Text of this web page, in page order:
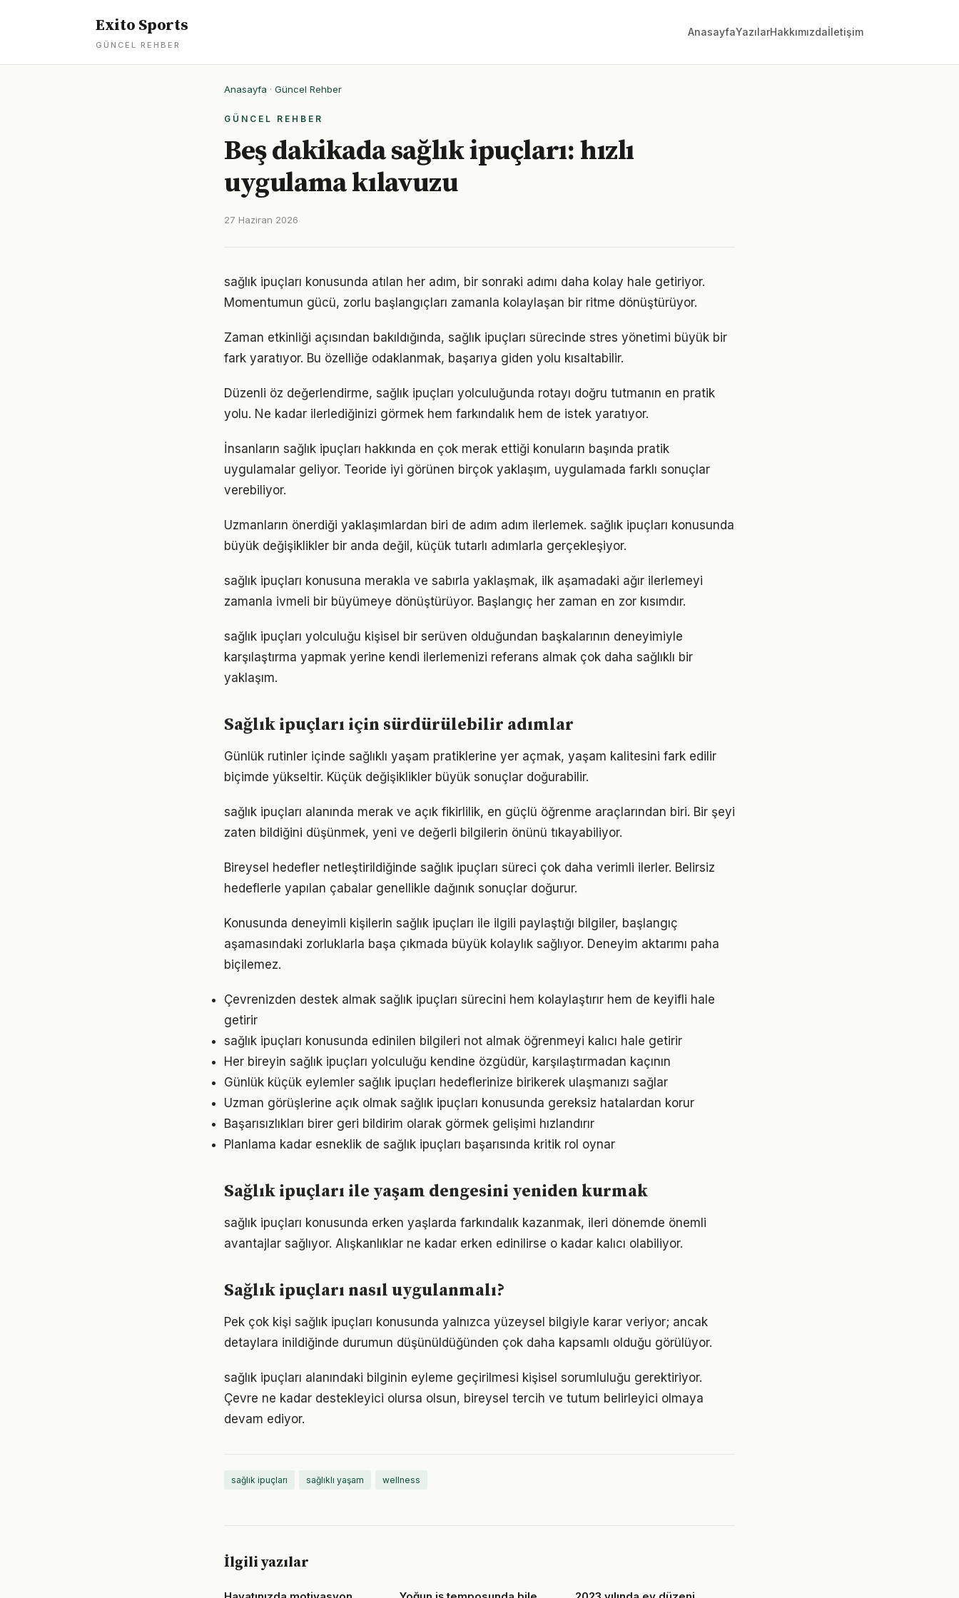
Exito Sports
GÜNCEL REHBER
AnasayfaYazılarHakkımızdaİletişim
Anasayfa · Güncel Rehber
GÜNCEL REHBER
Beş dakikada sağlık ipuçları: hızlı
uygulama kılavuzu
27 Haziran 2026
sağlık ipuçları konusunda atılan her adım, bir sonraki adımı daha kolay hale getiriyor.
Momentumun gücü, zorlu başlangıçları zamanla kolaylaşan bir ritme dönüştürüyor.
Zaman etkinliği açısından bakıldığında, sağlık ipuçları sürecinde stres yönetimi büyük bir
fark yaratıyor. Bu özelliğe odaklanmak, başarıya giden yolu kısaltabilir.
Düzenli öz değerlendirme, sağlık ipuçları yolculuğunda rotayı doğru tutmanın en pratik
yolu. Ne kadar ilerlediğinizi görmek hem farkındalık hem de istek yaratıyor.
İnsanların sağlık ipuçları hakkında en çok merak ettiği konuların başında pratik
uygulamalar geliyor. Teoride iyi görünen birçok yaklaşım, uygulamada farklı sonuçlar
verebiliyor.
Uzmanların önerdiği yaklaşımlardan biri de adım adım ilerlemek. sağlık ipuçları konusunda
büyük değişiklikler bir anda değil, küçük tutarlı adımlarla gerçekleşiyor.
sağlık ipuçları konusuna merakla ve sabırla yaklaşmak, ilk aşamadaki ağır ilerlemeyi
zamanla ivmeli bir büyümeye dönüştürüyor. Başlangıç her zaman en zor kısımdır.
sağlık ipuçları yolculuğu kişisel bir serüven olduğundan başkalarının deneyimiyle
karşılaştırma yapmak yerine kendi ilerlemenizi referans almak çok daha sağlıklı bir
yaklaşım.
Sağlık ipuçları için sürdürülebilir adımlar
Günlük rutinler içinde sağlıklı yaşam pratiklerine yer açmak, yaşam kalitesini fark edilir
biçimde yükseltir. Küçük değişiklikler büyük sonuçlar doğurabilir.
sağlık ipuçları alanında merak ve açık fikirlilik, en güçlü öğrenme araçlarından biri. Bir şeyi
zaten bildiğini düşünmek, yeni ve değerli bilgilerin önünü tıkayabiliyor.
Bireysel hedefler netleştirildiğinde sağlık ipuçları süreci çok daha verimli ilerler. Belirsiz
hedeflerle yapılan çabalar genellikle dağınık sonuçlar doğurur.
Konusunda deneyimli kişilerin sağlık ipuçları ile ilgili paylaştığı bilgiler, başlangıç
aşamasındaki zorluklarla başa çıkmada büyük kolaylık sağlıyor. Deneyim aktarımı paha
biçilemez.
Çevrenizden destek almak sağlık ipuçları sürecini hem kolaylaştırır hem de keyifli hale
getirir
sağlık ipuçları konusunda edinilen bilgileri not almak öğrenmeyi kalıcı hale getirir
Her bireyin sağlık ipuçları yolculuğu kendine özgüdür, karşılaştırmadan kaçının
Günlük küçük eylemler sağlık ipuçları hedeflerinize birikerek ulaşmanızı sağlar
Uzman görüşlerine açık olmak sağlık ipuçları konusunda gereksiz hatalardan korur
Başarısızlıkları birer geri bildirim olarak görmek gelişimi hızlandırır
Planlama kadar esneklik de sağlık ipuçları başarısında kritik rol oynar
Sağlık ipuçları ile yaşam dengesini yeniden kurmak
sağlık ipuçları konusunda erken yaşlarda farkındalık kazanmak, ileri dönemde önemli
avantajlar sağlıyor. Alışkanlıklar ne kadar erken edinilirse o kadar kalıcı olabiliyor.
Sağlık ipuçları nasıl uygulanmalı?
Pek çok kişi sağlık ipuçları konusunda yalnızca yüzeysel bilgiyle karar veriyor; ancak
detaylara inildiğinde durumun düşünüldüğünden çok daha kapsamlı olduğu görülüyor.
sağlık ipuçları alanındaki bilginin eyleme geçirilmesi kişisel sorumluluğu gerektiriyor.
Çevre ne kadar destekleyici olursa olsun, bireysel tercih ve tutum belirleyici olmaya
devam ediyor.
sağlık ipuçları sağlıklı yaşam wellness
İlgili yazılar